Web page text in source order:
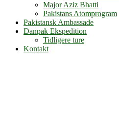
Major Aziz Bhatti
Pakistans Atomprogram
Pakistansk Ambassade
Danpak Ekspedition
Tidligere ture
Kontakt